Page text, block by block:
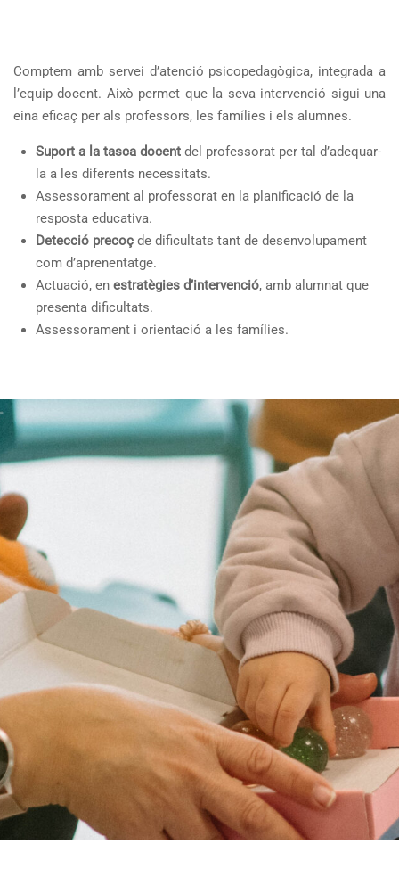
Comptem amb servei d’atenció psicopedagògica, integrada a
l’equip docent. Això permet que la seva intervenció sigui una
eina eficaç per als professors, les famílies i els alumnes.
Suport a la tasca docent del professorat per tal d’adequar-
la a les diferents necessitats.
Assessorament al professorat en la planificació de la
resposta educativa.
Detecció precoç de dificultats tant de desenvolupament
com d’aprenentatge.
Actuació, en estratègies d’intervenció, amb alumnat que
presenta dificultats.
Assessorament i orientació a les famílies.